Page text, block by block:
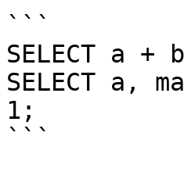
```
SELECT a +
SELECT a,
1;
```